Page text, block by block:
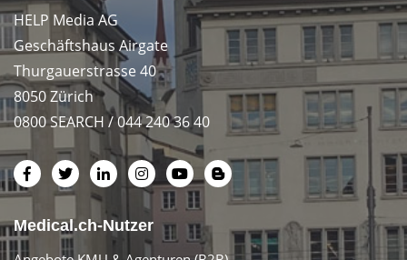
HELP Media AG
Geschäftshaus Airgate
Thurgauerstrasse 40
8050 Zürich
0800 SEARCH / 044 240 36 40
Medical.ch-Nutzer